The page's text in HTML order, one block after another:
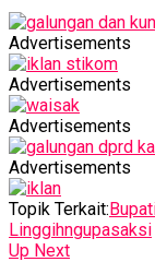
Advertisements
Advertisements
Advertisements
Advertisements
Topik Terkait:
Linggihngupasaksi
Up Next